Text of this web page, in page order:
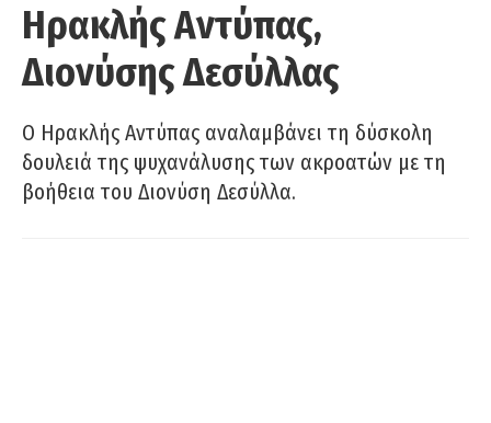
Ηρακλής Αντύπας,
Διονύσης Δεσύλλας
Ο Ηρακλής Αντύπας αναλαμβάνει τη δύσκολη
δουλειά της ψυχανάλυσης των ακροατών με τη
βοήθεια του Διονύση Δεσύλλα.